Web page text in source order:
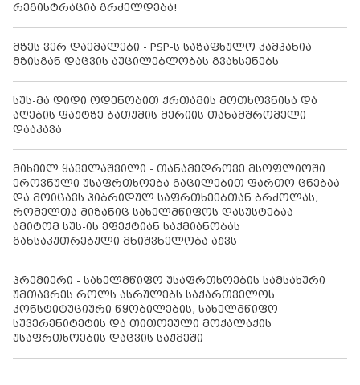
რეგისტრაცია გრძელდება!
მზეს ვერ დაემალები - PSP-ს საზაფხულო კამპანია
მზისგან დაცვის აუცილებლობას გვახსენებს
სუს-მა დიდი ოდენობით ქრთამის მოთხოვნისა და
აღების ფაქტზე ბათუმის მერიის თანამშრომელი
დააკავა
მიხეილ ყაველაშვილი - თანამედროვე მსოფლიოში
ეროვნული უსაფრთხოება გაცილებით ფართო ცნებაა
და მოიცავს ჰიბრიდულ საფრთხეებთან ბრძოლას,
რომელთა მიზანიც სახელმწიფოს დასუსტებაა -
ამიტომ სუს-ის ეფექტიან საქმიანობას
განსაკუთრებული მნიშვნელობა აქვს
პრემიერი - სახელმწიფო უსაფრთხოების სამსახური
უმთავრეს როლს ასრულებს საქართველოს
კონსტიტუციური წყობილების, სახელმწიფო
სუვერენიტეტის და თითოეული მოქალაქის
უსაფრთხოების დაცვის საქმეში